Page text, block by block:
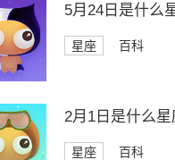
5月24日是什么
星座 百科
2月1日是什么星
星座 百科